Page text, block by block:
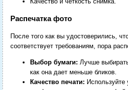
Распечатка фото
После того как вы удостоверились,
соответствует требованиям, пора
Выбор бумаги: Лучше
как она дает меньше бликов.
Качество печати: Используйте